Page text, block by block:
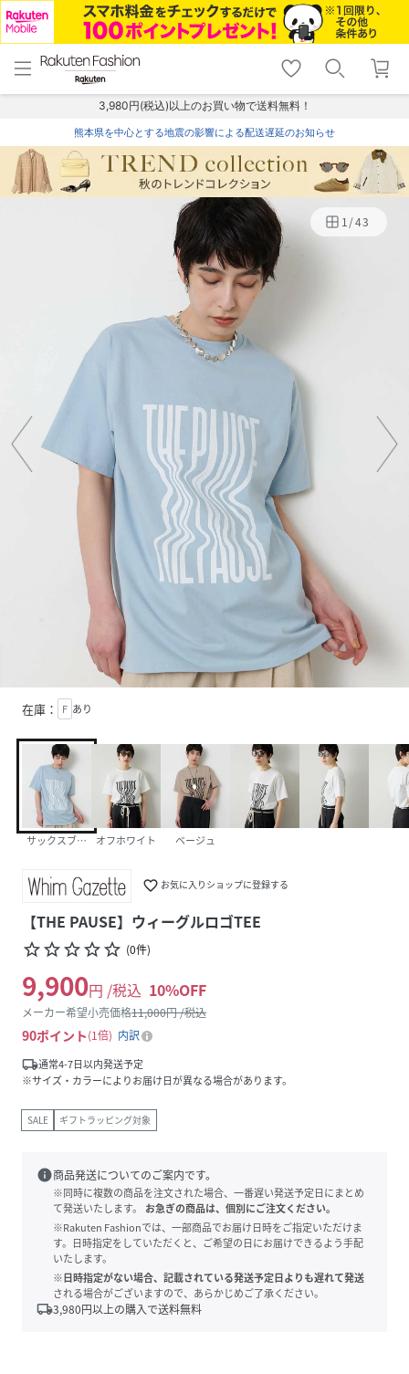
menu home
トップ
shopping_cart lock_outline
ログイン
3,980円(税込)以上のお買い物で送料無料！
熊本県を中心とする地震の影響による配送遅延のお知らせ
1/43
在庫： F あり
サックスブルー オフホワイト ベージュ
favorite_border お気に入りショップに登録する
【THE PAUSE】ウィーグルロゴTEE
star_borderstar_borderstar_borderstar_borderstar_border (0件)
9,900円 /税込 10%OFF
メーカー希望小売価格11,000円 /税込
90ポイント 1倍
内訳
local_shipping通常4-7日以内発送予定
※サイズ・カラーによりお届け日が異なる場合があります。
SALE ギフトラッピング対象
info商品発送についてのご案内です。
※同時に複数の商品を注文された場合、一番遅い発送予定日にまとめ
て発送いたします。
お急ぎの商品は、個別にご注文ください。
※Rakuten Fashionでは、一部商品でお届け日時をご指定いただけま
す。日時指定をしていただくと、ご希望の日にお届けできるよう手配
いたします。
※日時指定がない場合、記載されている発送予定日よりも遅れて発送
される場合がございますので、あらかじめご了承ください。
local_shipping3,980円以上の購入で送料無料